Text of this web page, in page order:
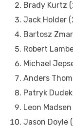
Brady Kurtz
Jack Holder
Bartosz
Robert
Michael
Anders
Patryk Dudek
Leon
Jason Doyle